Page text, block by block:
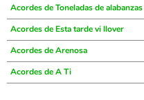
Acordes de Toneladas de alabanzas
Acordes de Esta tarde vi llover
Acordes de Arenosa
Acordes de A Ti